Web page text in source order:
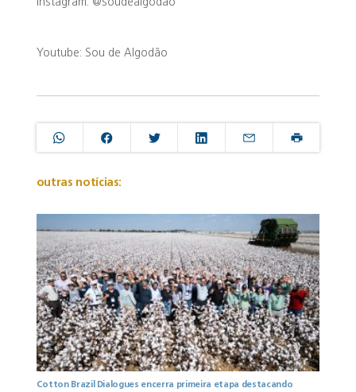
Instagram: @soudealgodao
Youtube: Sou de Algodão
outras notícias:
Cotton Brazil Dialogues encerra primeira etapa destacando